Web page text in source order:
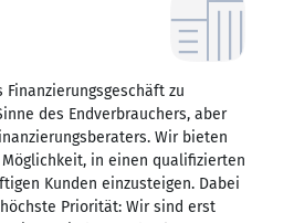
Finanzierungsgeschäft zu
des Endverbrauchers, aber
Wir bieten
in einen qualifizierten
Kunden einzusteigen. Dabei
Priorität: Wir sind erst